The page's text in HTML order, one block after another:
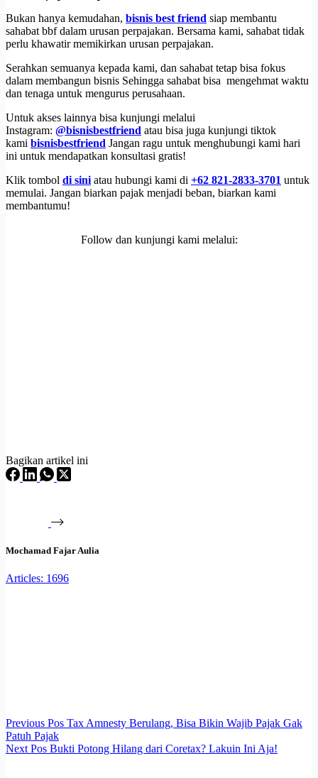
Bukan hanya kemudahan, bisnis best friend siap membantu
sahabat bbf dalam urusan perpajakan. Bersama kami, sahabat tidak
perlu khawatir memikirkan urusan perpajakan.
Serahkan semuanya kepada kami, dan sahabat tetap bisa fokus
dalam membangun bisnis Sehingga sahabat bisa mengehmat waktu
dan tenaga untuk mengurus perusahaan.
Untuk akses lainnya bisa kunjungi melalui
Instagram: @bisnisbestfriend atau bisa juga kunjungi tiktok
kami bisnisbestfriend Jangan ragu untuk menghubungi kami hari
ini untuk mendapatkan konsultasi gratis!
Klik tombol di sini atau hubungi kami di +62 821-2833-3701 untuk
memulai. Jangan biarkan pajak menjadi beban, biarkan kami
membantumu!
Follow dan kunjungi kami melalui:
Bagikan artikel ini
Mochamad Fajar Aulia
Articles: 1696
Previous Pos Tax Amnesty Berulang, Bisa Bikin Wajib Pajak Gak
Patuh Pajak
Next Pos Bukti Potong Hilang dari Coretax? Lakuin Ini Aja!